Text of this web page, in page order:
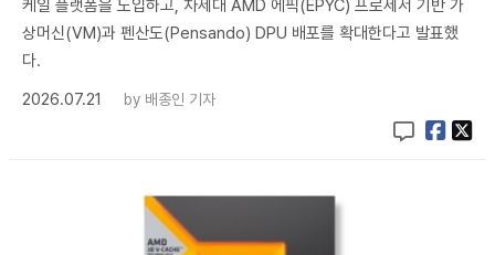
케일 플랫폼을 도입하고, 차세대 AMD 에픽(EPYC) 프로세서 기반 가
상머신(VM)과 펜산도(Pensando) DPU 배포를 확대한다고 발표했
다.
2026.07.21
by 배종인 기자